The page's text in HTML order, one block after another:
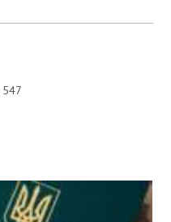
547